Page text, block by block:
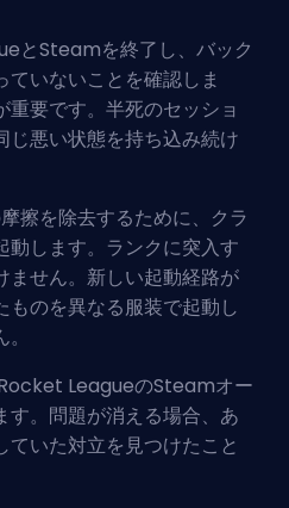
とSteamを終了し、バック
ていないことを確認しま
要です。半死のセッショ
じ悪い状態を持ち込み続け
擦を除去するために、クラ
動します。ランクに突入す
ません。新しい起動経路が
ものを異なる服装で起動し
LeagueのSteamオー
す。問題が消える場合、あ
ていた対立を見つけたこと